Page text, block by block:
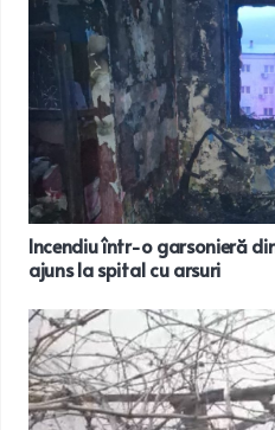
Incendiu într-o garsonieră
ajuns la spital cu arsuri